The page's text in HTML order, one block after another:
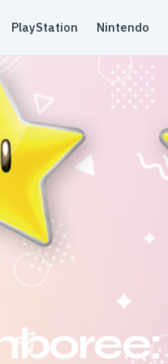
PlayStation Nintendo